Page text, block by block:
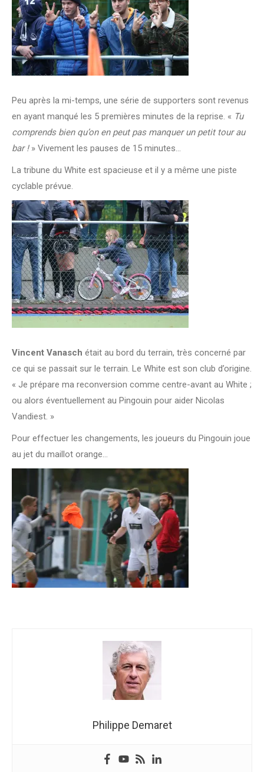
Peu après la mi-temps, une série de supporters sont revenus
en ayant manqué les 5 premières minutes de la reprise. « Tu
comprends bien qu’on en peut pas manquer un petit tour au
bar !» Vivement les pauses de 15 minutes…
La tribune du White est spacieuse et il y a même une piste
cyclable prévue.
Vincent Vanasch était au bord du terrain, très concerné par
ce qui se passait sur le terrain. Le White est son club d’origine.
« Je prépare ma reconversion comme centre-avant au White ;
ou alors éventuellement au Pingouin pour aider Nicolas
Vandiest. »
Pour effectuer les changements, les joueurs du Pingouin joue
au jet du maillot orange…
Philippe Demaret